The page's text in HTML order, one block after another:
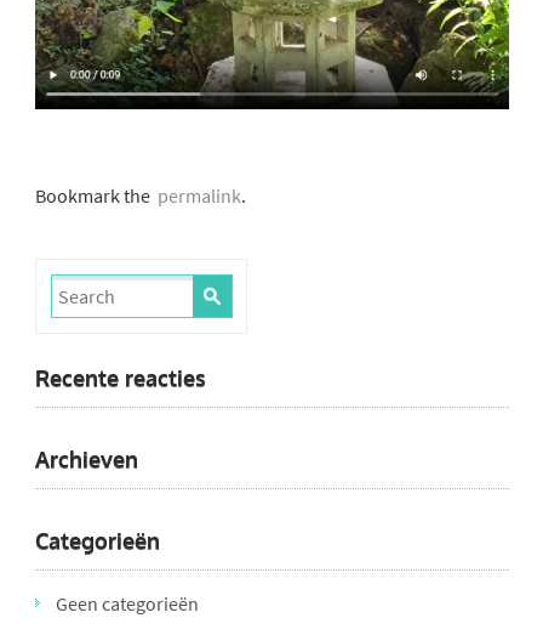
Bookmark thepermalink.
Recente reacties
Archieven
Categorieën
Geen categorieën